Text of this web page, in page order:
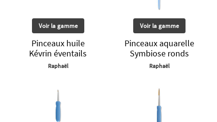
Voir la gamme
Pinceaux huile
Kévrin éventails
Raphaël
Voir la gamme
Pinceaux aquarelle
Symbiose ronds
Raphaël